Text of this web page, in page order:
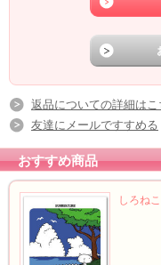
返品についての詳細はこ
友達にメールですすめる
おすすめ商品
しろね